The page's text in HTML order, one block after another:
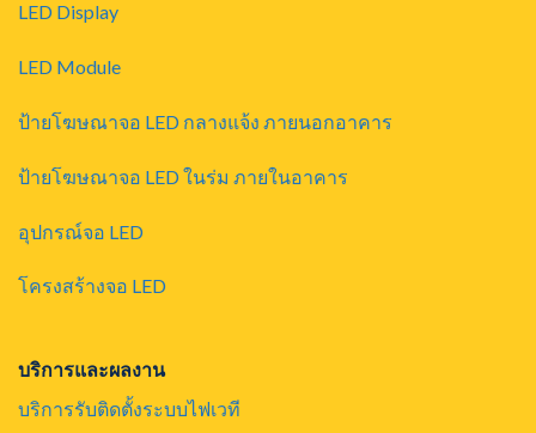
LED Display
LED Module
ป้ายโฆษณาจอ LED กลางแจ้ง ภายนอกอาคาร
ป้ายโฆษณาจอ LED ในร่ม ภายในอาคาร
อุปกรณ์จอ LED
โครงสร้างจอ LED
บริการและผลงาน
บริการรับติดตั้งระบบไฟเวที